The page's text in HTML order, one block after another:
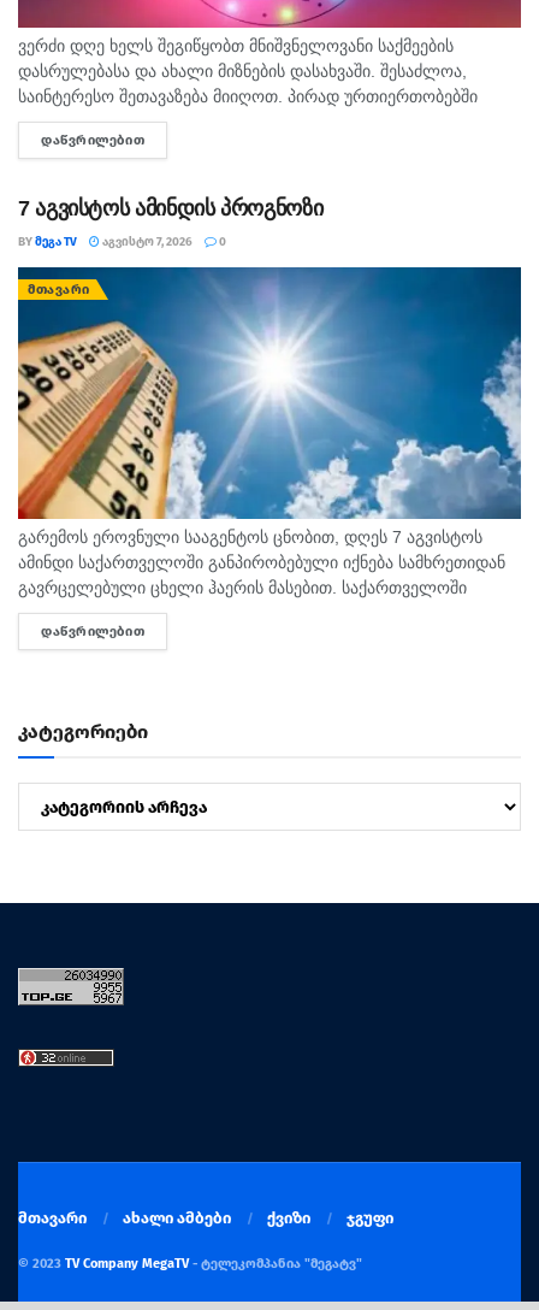
ვერძი დღე ხელს შეგიწყობთ მნიშვნელოვანი საქმეების
დასრულებასა და ახალი მიზნების დასახვაში. შესაძლოა,
საინტერესო შეთავაზება მიიღოთ. პირად ურთიერთობებში
გულწრფელი საუბარი ბევრ გაუგებრობას გააქრობს. კურო
ფინანსურ საკითხებში სიფრთხილე გამოიჩინეთ და ემოციური...
ᲓᲐᲬᲕᲠᲘᲚᲔᲑᲘᲗ
7 აგვისტოს ამინდის პროგნოზი
BYᲛᲔᲒᲐ TV ᲐᲒᲕᲘᲡᲢᲝ 7, 2026 0
ᲛᲗᲐᲕᲐᲠᲘ
გარემოს ეროვნული სააგენტოს ცნობით, დღეს 7 აგვისტოს
ამინდი საქართველოში განპირობებული იქნება სამხრეთიდან
გავრცელებული ცხელი ჰაერის მასებით. საქართველოში
მოსალოდნელია: დროგამოშვებით ღრუბლიანობის მომატება.
უმეტესად უნალექოდ. იქროლებსაღმოსავლეთის
ᲓᲐᲬᲕᲠᲘᲚᲔᲑᲘᲗ
კატეგორიები
კატეგორიები
მთავარი ახალი ამბები ქვიზი ჯგუფი
© 2023 TV Company MegaTV- ტელეკომპანია "მეგატვ"